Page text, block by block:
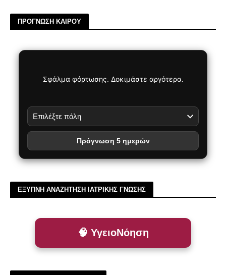
ΠΡΟΓΝΩΣΗ ΚΑΙΡΟΥ
Σφάλμα φόρτωσης. Δοκιμάστε αργότερα.
Πρόγνωση 5 ημερών
ΕΞΥΠΝΗ ΑΝΑΖΗΤΗΣΗ ΙΑΤΡΙΚΗΣ ΓΝΩΣΗΣ
🧠 ΥγειοΝόηση